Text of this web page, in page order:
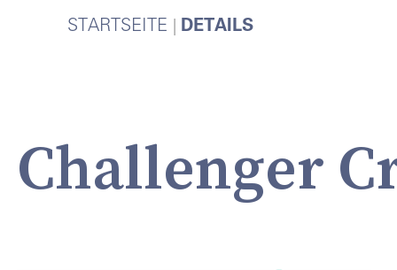
STARTSEITE DETAILS
Challenger